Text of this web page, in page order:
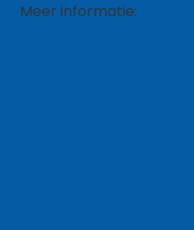
Meer informatie: